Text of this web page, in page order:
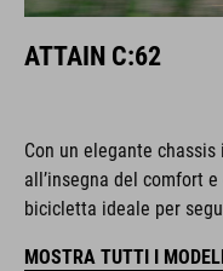
ATTAIN C:62
Con un elegante
all’insegna del comfort
bicicletta ideale per
MOSTRA TUTTI I